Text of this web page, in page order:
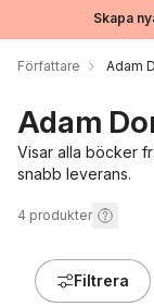
Skapa
Författare Adam
Adam
Visar alla böcker
snabb leverans.
4 produkter
Filtrera